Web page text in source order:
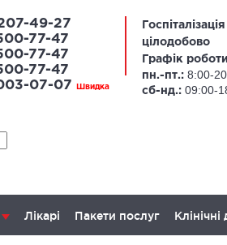
49-27
77-47
77-47
77-47
07-07
Швидка
Госпіталізація
цілодобово
Графік
пн.-пт.: 8:00-
сб-нд.: 09:00-
Лікарі Пакети послуг